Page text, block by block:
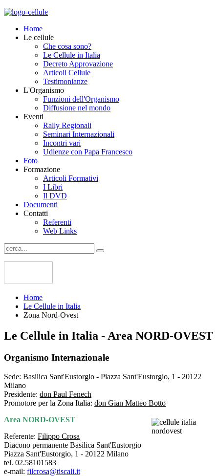
Home
Le cellule
Che cosa sono?
Le Cellule in Italia
Decreto Approvazione
Articoli Cellule
Testimonianze
L'Organismo
Funzioni dell'Organismo
Diffusione nel mondo
Eventi
Rally Regionali
Seminari Internazionali
Incontri vari
Udienze con Papa Francesco
Foto
Formazione
Articoli Formativi
I Libri
Il DVD
Documenti
Contatti
Referenti
Web Links
Home
Le Cellule in Italia
Zona Nord-Ovest
Le Cellule in Italia - Area NORD-OVEST
Organismo Internazionale
Sede: Basilica Sant'Eustorgio - Piazza Sant'Eustorgio, 1 - 20122
Milano
Presidente: don Paul Fenech
Promotore per la Zona Italia: don Gian Matteo Botto
Area NORD-OVEST
Referente: Filippo Crosa
Diacono permanente Basilica Sant'Eustorgio
Piazza Sant'Eustorgio, 1 - 20122 Milano
tel. 02.58101583
e-mail: filcrosa@tiscali.it